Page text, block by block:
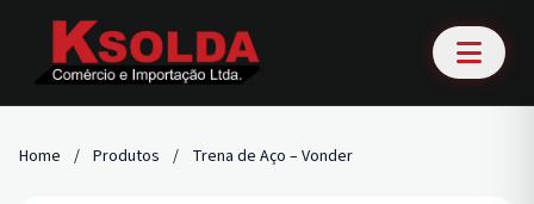
Home / Produtos / Trena de Aço – Vonder